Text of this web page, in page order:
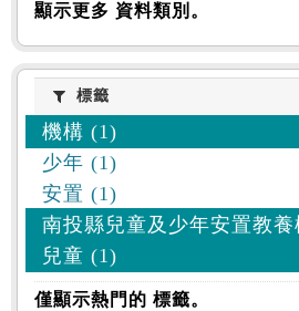
顯示更多 資料類別。
標籤標籤
機構 (1)
少年 (1)
安置 (1)
南投縣兒童及少年安置教
兒童 (1)
僅顯示熱門的 標籤。